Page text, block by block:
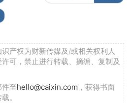
产权为财新传媒及/或相关权利人
可，禁止进行转载、摘编、复制及
至hello@caixin.com ，获得书面
。